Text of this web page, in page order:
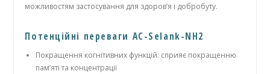
можливостям застосування для здоров’я і добробуту.
Потенційні переваги AC-Selank-NH2
Покращення когнітивних функцій: сприяє покращенню
пам’яті та концентрації